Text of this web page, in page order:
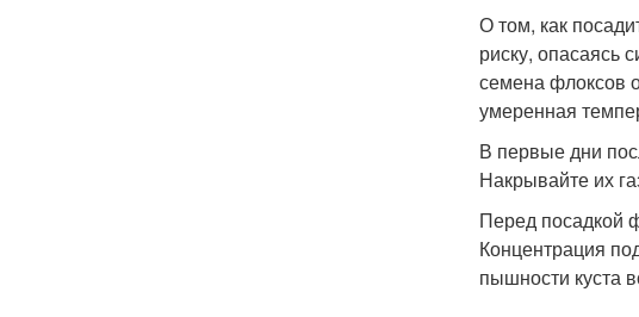
О том, как
риску, опасаясь
семена флоксов
умеренная
В первые дни
Накрывайте их
Перед посадкой
Концентрация
пышности куста